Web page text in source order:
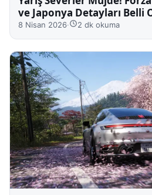
ve Japonya Detayları Belli
8 Nisan 2026· 2 dk okuma